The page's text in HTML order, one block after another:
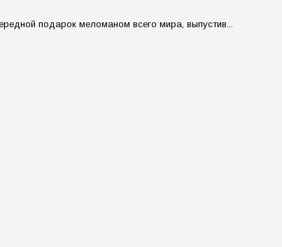
подарок меломаном всего мира, выпустив...